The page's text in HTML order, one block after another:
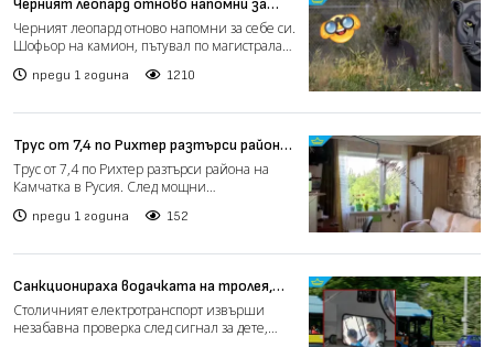
Черният леопард отново напомни за
себе си
Черният леопард отново напомни за себе си.
Шофьор на камион, пътувал по магистралата
преди 1 година 1210
Трус от 7,4 по Рихтер разтърси района
на Камчатка в Русия (видео)
Трус от 7,4 по Рихтер разтърси района на
Камчатка в Русия. След мощни
преди 1 година 152
Санкционираха водачката на тролея,
возила дете в кабината (видео)
Столичният електротранспорт извърши
незабавна проверка след сигнал за дете,